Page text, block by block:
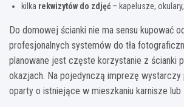
kilka rekwizytów do zdjęć – kapelusze,
Do domowej ścianki nie ma sensu kupować
profesjonalnych systemów do tła
planowane jest częste korzystanie z ścianki
okazjach. Na pojedynczą imprezę
oparty o istniejące w mieszkaniu karnisze lub